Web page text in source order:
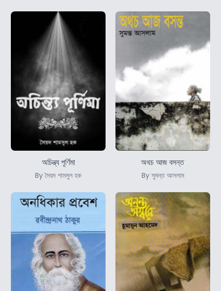
অচিন্ত্য পূর্ণিমা
By সৈয়দ শামসুল হক
অথচ আজ বসন্ত
By সুমন্ত আসলাম